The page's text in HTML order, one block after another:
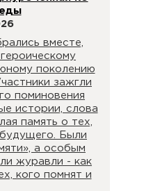
вместе,
поколению
зажгли
поминовения
истории, слова
память о тех,
Были
а особым
журавли - как
кого помнят и